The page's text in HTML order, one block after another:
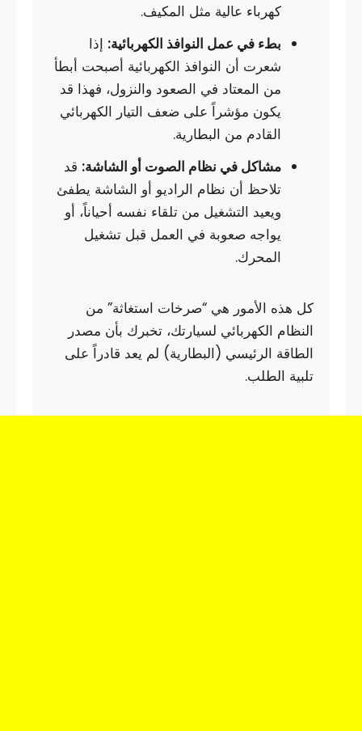
كهرباء عالية مثل المكيف.
بطء في عمل النوافذ الكهربائية: إذا
شعرت أن النوافذ الكهربائية أصبحت أبطأ
من المعتاد في الصعود والنزول، فهذا قد
يكون مؤشراً على ضعف التيار الكهربائي
القادم من البطارية.
مشاكل في نظام الصوت أو الشاشة: قد
تلاحظ أن نظام الراديو أو الشاشة يطفئ
ويعيد التشغيل من تلقاء نفسه أحياناً، أو
يواجه صعوبة في العمل قبل تشغيل
المحرك.
كل هذه الأمور هي “صرخات استغاثة” من
النظام الكهربائي لسيارتك، تخبرك بأن مصدر
الطاقة الرئيسي (البطارية) لم يعد قادراً على
تلبية الطلب.